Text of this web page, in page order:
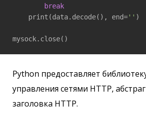
break
    print(data.decode(), end=
'' )
Python предоставляет
управления сетями HTTP,
заголовка HTTP.